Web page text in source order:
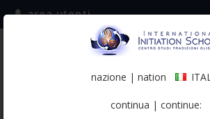
(italiano)
area utenti
nazione | nation
continua | continue: